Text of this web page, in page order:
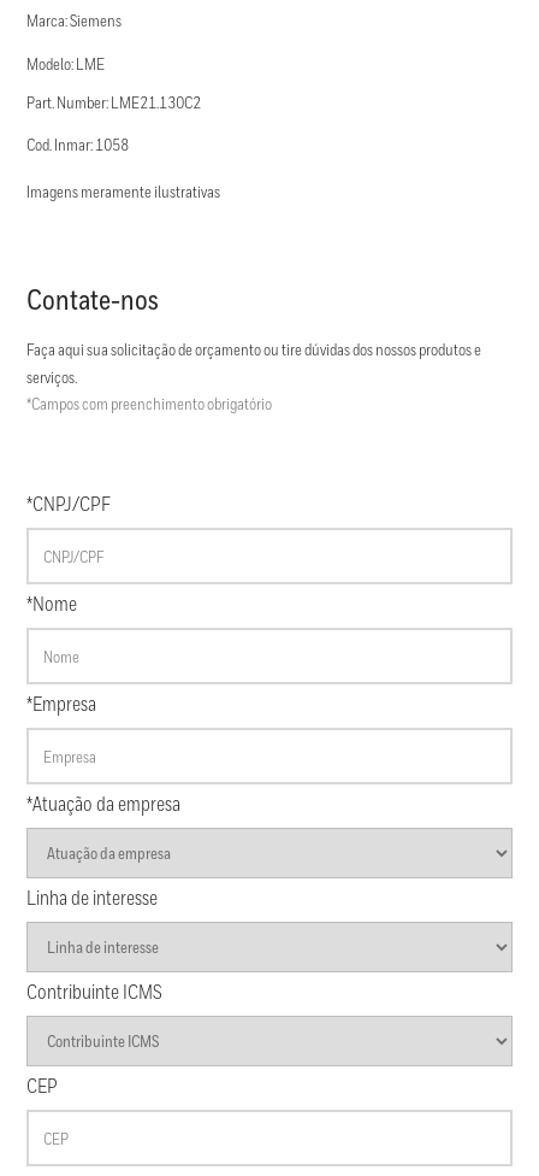
Marca: Siemens
Modelo: LME
Part. Number: LME21.130C2
Cod. Inmar: 1058
Imagens meramente ilustrativas
Contate-nos
Faça aqui sua solicitação de orçamento ou tire dúvidas dos nossos produtos e
serviços.
*Campos com preenchimento obrigatório
*CNPJ/CPF
*Nome
*Empresa
*Atuação da empresa
Linha de interesse
Contribuinte ICMS
CEP